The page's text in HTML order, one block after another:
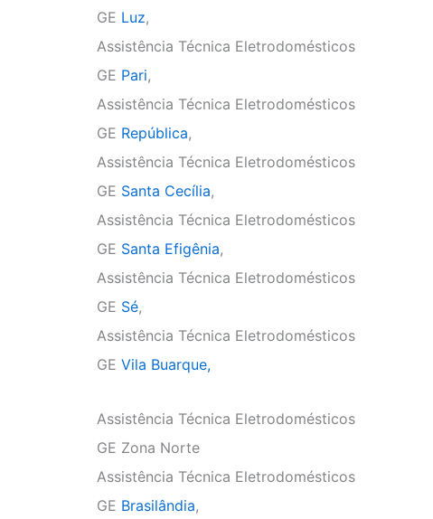
GE Luz,
Assistência Técnica Eletrodomésticos
GE Pari,
Assistência Técnica Eletrodomésticos
GE República,
Assistência Técnica Eletrodomésticos
GE Santa Cecília,
Assistência Técnica Eletrodomésticos
GE Santa Efigênia,
Assistência Técnica Eletrodomésticos
GE Sé,
Assistência Técnica Eletrodomésticos
GE Vila Buarque,
Assistência Técnica Eletrodomésticos
GE Zona Norte
Assistência Técnica Eletrodomésticos
GE Brasilândia,